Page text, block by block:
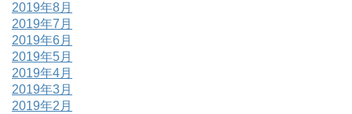
2019年8月
2019年7月
2019年6月
2019年5月
2019年4月
2019年3月
2019年2月